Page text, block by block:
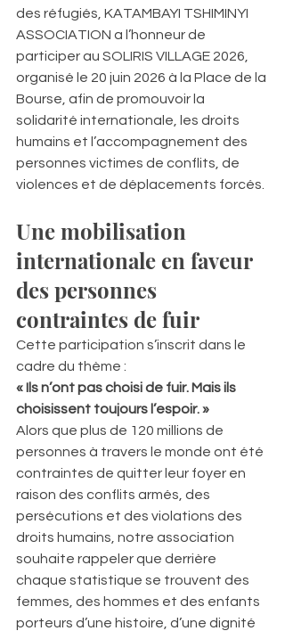
des réfugiés, KATAMBAYI TSHIMINYI
ASSOCIATION a l’honneur de
participer au SOLIRIS VILLAGE 2026,
organisé le 20 juin 2026 à la Place de la
Bourse, afin de promouvoir la
solidarité internationale, les droits
humains et l’accompagnement des
personnes victimes de conflits, de
violences et de déplacements forcés.
Une mobilisation
internationale en faveur
des personnes
contraintes de fuir
Cette participation s’inscrit dans le
cadre du thème :
« Ils n’ont pas choisi de fuir. Mais ils
choisissent toujours l’espoir. »
Alors que plus de 120 millions de
personnes à travers le monde ont été
contraintes de quitter leur foyer en
raison des conflits armés, des
persécutions et des violations des
droits humains, notre association
souhaite rappeler que derrière
chaque statistique se trouvent des
femmes, des hommes et des enfants
porteurs d’une histoire, d’une dignité